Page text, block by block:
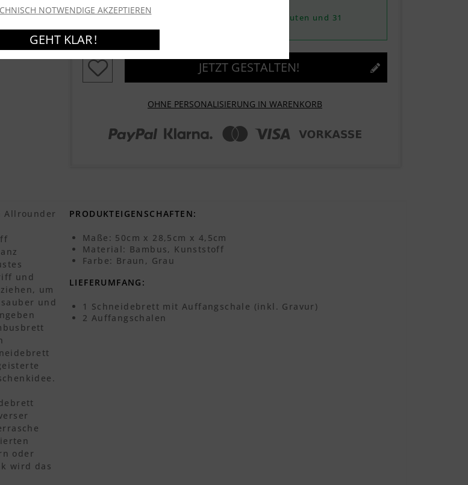
Garantierter Versand
Bestellen Sie innerhalb von
7 Stunden, 50 Minuten und 30
Sekundendieses und andere Produkte.
JETZT GESTALTEN!
OHNE PERSONALISIERUNG IN WARENKORB
Allrounder
und
um
und
oder
wird das
PRODUKTEIGENSCHAFTEN:
Maße: 50cm x 28,5cm x 4,5cm
Material: Bambus, Kunststoff
Farbe: Braun, Grau
LIEFERUMFANG:
1 Schneidebrett mit Auffangschale (inkl. Gravur)
2 Auffangschalen
NOTWENDIGE AKZEPTIEREN
GEHT KLAR !